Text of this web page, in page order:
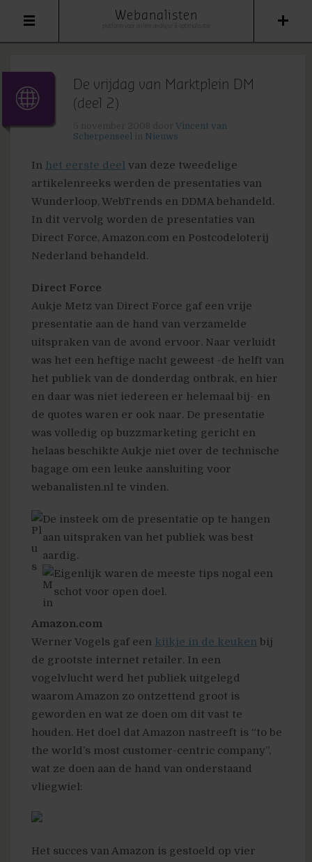
Webanalisten
De vrijdag van Marktplein DM
(deel 2)
Vincent van
Scherpenseel
Nieuws
In het eerste deel van deze tweedelige
artikelenreeks werden de presentaties van
Wunderloop, WebTrends en DDMA behandeld.
In dit vervolg worden de presentaties van
Direct Force, Amazon.com en Postcodeloterij
Nederland behandeld.
Direct Force
Aukje Metz van Direct Force gaf een vrije
presentatie aan de hand van verzamelde
uitspraken van de avond ervoor. Naar verluidt
was het een heftige nacht geweest -de helft van
het publiek van de donderdag ontbrak, en hier
en daar was niet iedereen er helemaal bij- en
de quotes waren er ook naar. De presentatie
was volledig op buzzmarketing gericht en
helaas beschikte Aukje niet over de technische
bagage om een leuke aansluiting voor
webanalisten.nl te vinden.
De insteek om de presentatie op te hangen
aan uitspraken van het publiek was best
aardig.
Eigenlijk waren de meeste tips nogal een
schot voor open doel.
Amazon.com
Werner Vogels gaf een kijkje in de keuken bij
de grootste internet retailer. In een
vogelvlucht werd het publiek uitgelegd
waarom Amazon zo ontzettend groot is
geworden en wat ze doen om dit vast te
houden. Het doel dat Amazon nastreeft is “to be
the world’s most customer-centric company”,
wat ze doen aan de hand van onderstaand
vliegwiel:
Het succes van Amazon is gestoeld op vier